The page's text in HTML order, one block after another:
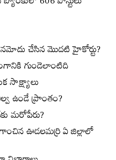
చేసిన మొదటి హైకోర్టు?
గుండెలాంటిది
సాక్ష్యాలు
ఉండే ప్రాంతం?
మరోపేరు?
ఊడలమర్రి ఏ జిల్లాలో